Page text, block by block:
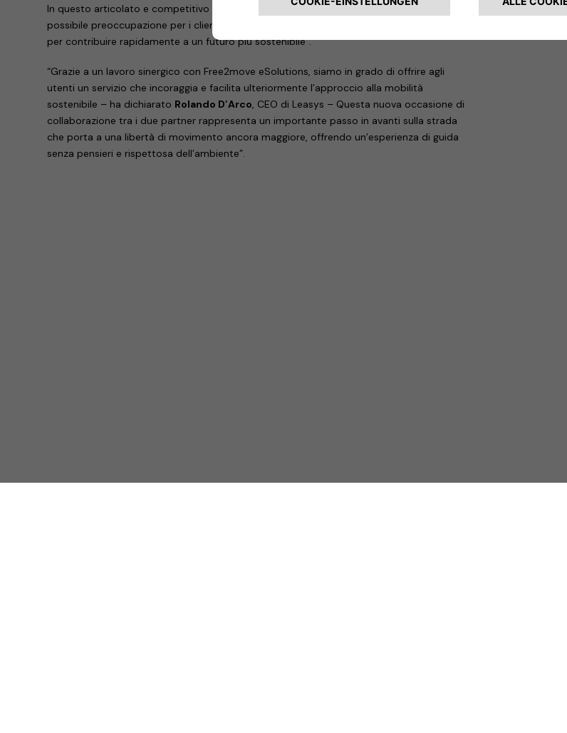
In questo articolato e competitivo scenario la missione dei due partner è eliminare ogni
possibile preoccupazione per i clienti e rendere più semplice e immediata la transizione,
per contribuire rapidamente a un futuro più sostenibile”.
“Grazie a un lavoro sinergico con Free2move eSolutions, siamo in grado di offrire agli
utenti un servizio che incoraggia e facilita ulteriormente l’approccio alla mobilità
sostenibile – ha dichiarato Rolando D’Arco, CEO di Leasys – Questa nuova occasione di
collaborazione tra i due partner rappresenta un importante passo in avanti sulla strada
che porta a una libertà di movimento ancora maggiore, offrendo un’esperienza di guida
senza pensieri e rispettosa dell’ambiente”.